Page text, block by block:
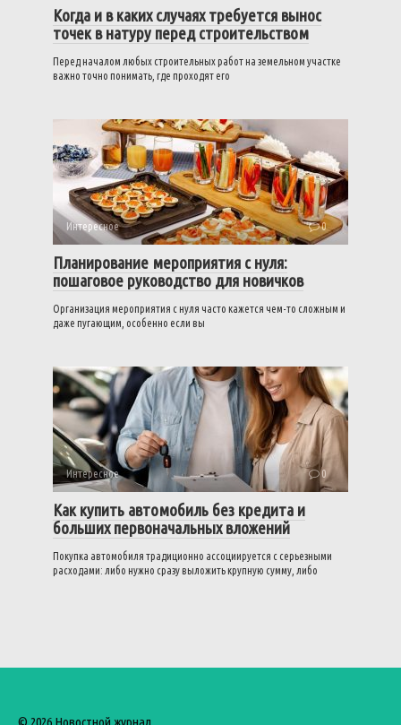
Когда и в каких случаях требуется вынос
точек в натуру перед строительством
Перед началом любых строительных работ на земельном участке
важно точно понимать, где проходят его
Интересное 0
Планирование мероприятия с нуля:
пошаговое руководство для новичков
Организация мероприятия с нуля часто кажется чем-то сложным и
даже пугающим, особенно если вы
Интересное 0
Как купить автомобиль без кредита и
больших первоначальных вложений
Покупка автомобиля традиционно ассоциируется с серьезными
расходами: либо нужно сразу выложить крупную сумму, либо
© 2026 Новостной журнал